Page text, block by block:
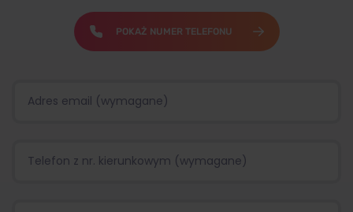
POKAŻ NUMER TELEFONU